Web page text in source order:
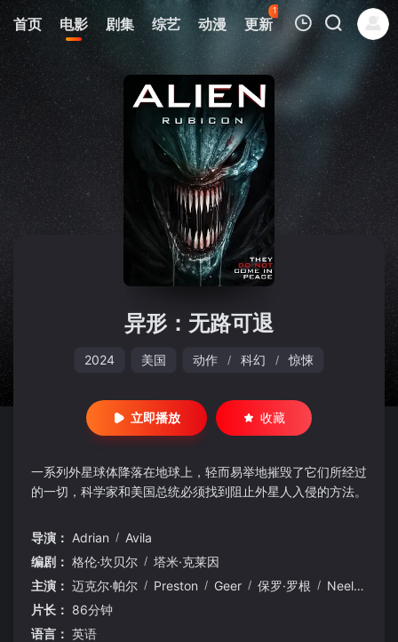
首页 电影 剧集 综艺 动漫 更新
118
热榜 APP
我的观影记录
暂无观看影片的记录
异形：无路可退
2024 美国 动作 / 科幻 / 惊悚
立即播放 收藏
一系列外星球体降落在地球上，轻而易举地摧毁了它们所经过
的一切，科学家和美国总统必须找到阻止外星人入侵的方法。
导演： Adrian / Avila
编剧： 格伦·坎贝尔 / 塔米·克莱因
主演： 迈克尔·帕尔 / Preston / Geer / 保罗·罗根 / Neeley
片长： 86分钟
语言： 英语